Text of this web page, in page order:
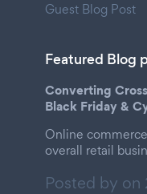
Guest Blog Post
Featured Blog
Converting
Black Friday &
Online
overall retail
Posted by on